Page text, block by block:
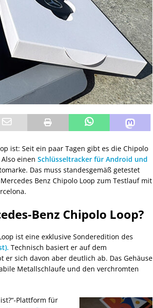
ist: Seit ein paar Tagen gibt es die Chipolo
einen Schlüsseltracker für Android und
Das muss standesgemäß getestet
Benz Chipolo Loop zum Testlauf mit
Chipolo Loop?
ist eine exklusive Sonderedition des
Technisch basiert er auf dem
er sich davon aber deutlich ab. Das Gehäuse
Metallschlaufe und den verchromten
Plattform für